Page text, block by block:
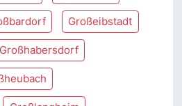
Großeibstadt
Großhabersdorf